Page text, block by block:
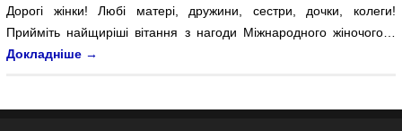
Дорогі жінки! Любі матері, дружини, сестри, дочки, колеги!
Прийміть найщиріші вітання з нагоди Міжнародного жіночого…
Докладніше →